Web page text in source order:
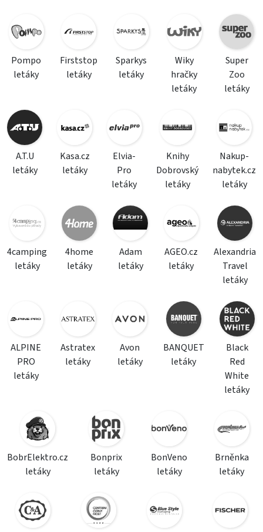
Pompo
letáky
Firststop
letáky
Sparkys
letáky
Wiky
hračky
letáky
Super
Zoo
letáky
A.T.U
letáky
Kasa.cz
letáky
Elvia-
Pro
letáky
Knihy
Dobrovský
letáky
Nakup-
nabytek.cz
letáky
4camping
letáky
4home
letáky
Adam
letáky
AGEO.cz
letáky
Alexandria
Travel
letáky
ALPINE
PRO
letáky
Astratex
letáky
Avon
letáky
BANQUET
letáky
Black
Red
White
letáky
BobrElektro.cz
letáky
Bonprix
letáky
BonVeno
letáky
Brněnka
letáky